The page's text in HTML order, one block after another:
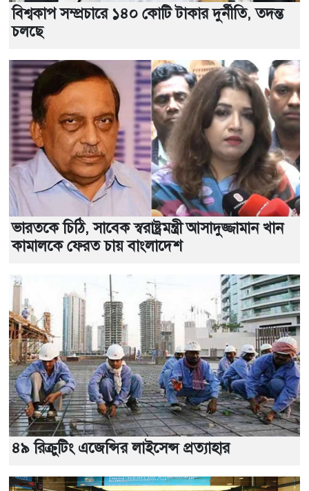
বিশ্বকাপ সম্প্রচারে ১৪০ কোটি টাকার দুর্নীতি, তদন্ত
চলছে
ভারতকে চিঠি, সাবেক স্বরাষ্ট্রমন্ত্রী আসাদুজ্জামান খান
কামালকে ফেরত চায় বাংলাদেশ
৪৯ রিক্রুটিং এজেন্সির লাইসেন্স প্রত্যাহার